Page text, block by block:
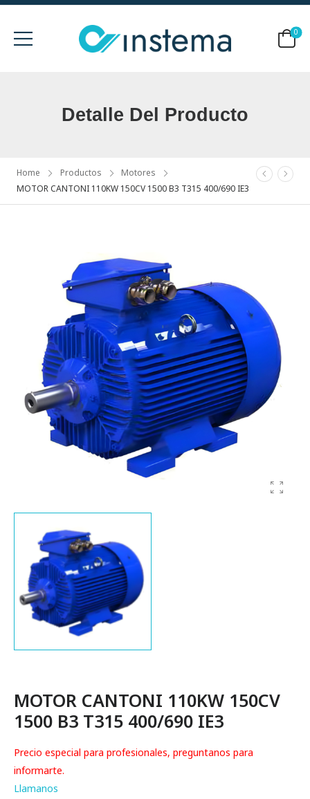
0
Detalle Del Producto
Home Productos
Motores
MOTOR CANTONI 110KW 150CV 1500 B3 T315 400/690 IE3
MOTOR CANTONI 110KW 150CV
1500 B3 T315 400/690 IE3
Precio especial para profesionales, preguntanos para
informarte.
Llamanos